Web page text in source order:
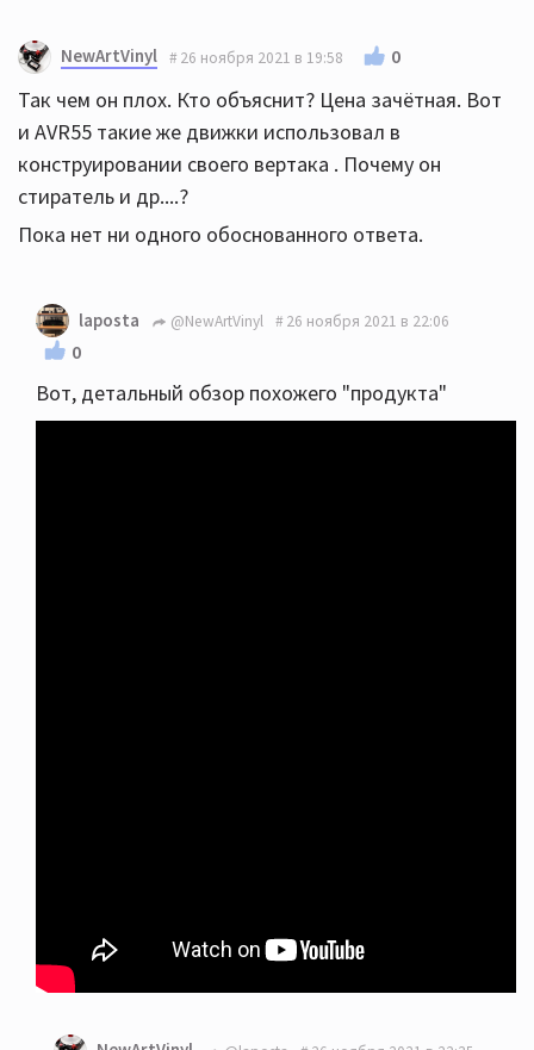
NewArtVinyl 26 ноября 2021 в 19:58 0
Так чем он плох. Кто объяснит? Цена зачётная. Вот
и AVR55 такие же движки использовал в
конструировании своего вертака . Почему он
стиратель и др....?
Пока нет ни одного обоснованного ответа.
laposta @NewArtVinyl 26 ноября 2021 в 22:06
0
Вот, детальный обзор похожего "продукта"